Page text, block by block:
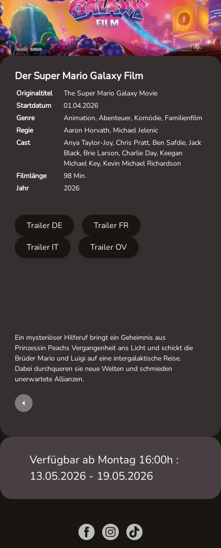
Der Super Mario Galaxy Film
Originaltitel
The Super Mario Galaxy Movie
Startdatum
01.04.2026
Genre
Animation, Abenteuer, Komödie, Familienfilm
Regie
Aaron Horvath, Michael Jelenic
Cast
Anya Taylor-Joy, Chris Pratt, Ben Safdie, Jack
Black, Brie Larson, Charlie Day, Keegan
Michael Key, Kevin Michael Richardson
Filmlänge
98 Min.
Jahr
2026
Trailer DE
Trailer FR
Trailer IT
Trailer OV
Ein mysteriöser Hilferuf bringt ein Geheimnis aus
Prinzessin Peachs Vergangenheit ans Licht und schickt die
Brüder Mario und Luigi auf eine intergalaktische Reise.
Dabei durchqueren sie neue Welten und schmieden
unerwartete Allianzen.
Verfügbar ab Montag 16:00h :
13.05.2026 - 19.05.2026